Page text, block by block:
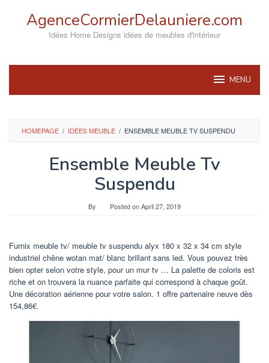
AgenceCormierDelauniere.com
Idées Home Designs idées de meubles d'intérieur
MENU
HOMEPAGE / IDÉES MEUBLE / ENSEMBLE MEUBLE TV SUSPENDU
Ensemble Meuble Tv
Suspendu
By Posted onApril 27, 2019
Furnix meuble tv/ meuble tv suspendu alyx 180 x 32 x 34 cm style
industriel chêne wotan mat/ blanc brillant sans led. Vous pouvez très
bien opter selon votre style, pour un mur tv … La palette de coloris est
riche et on trouvera la nuance parfaite qui correspond à chaque goût.
Une décoration aérienne pour votre salon. 1 offre partenaire neuve dès
154,86€.